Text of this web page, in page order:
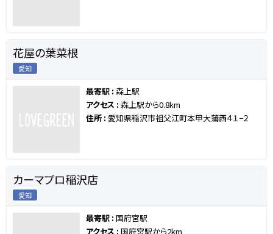
花屋の葉菜根
愛知
最寄駅 : 森上駅
アクセス : 森上駅から0.8km
住所 : 愛知県稲沢市祖父江町本甲大蒲西４１−２
カーマプロ稲沢店
愛知
最寄駅 : 国府宮駅
アクセス : 国府宮駅から2km